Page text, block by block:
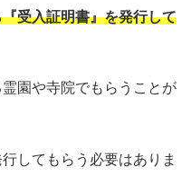
受入証明書』を発行して
園や寺院でもらうことが
してもらう必要はありま